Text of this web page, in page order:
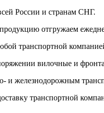
России и странам СНГ.
отгружаем
транспортной
вилочные и
и железнодорожным
транспортной